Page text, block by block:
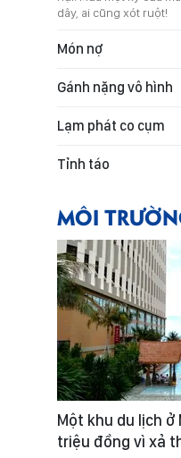
dây, ai cũng xót ruột!
Món nợ
Gánh nặng vô hình
Lạm phát co cụm
Tỉnh táo
MÔI
Một khu du lịch ở
triệu đồng vì xả